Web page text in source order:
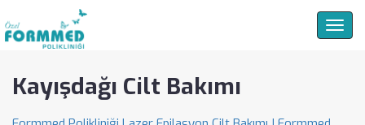
Kayışdağı Cilt Bakımı